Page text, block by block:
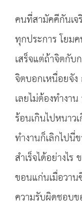
คนที่สามัคคีกันเจ
ทุกประการ โยม
เสร็จแต่ถ้าจิตกั
จิตบอกเหนื่อยจัง
เลยไม่ต้องทำงา
ร้อนเกินไปหนาว
ทำงานก็เลิกไปนี่
สำเร็จได้อย่างไ
ขอนแก่นเมื่อวาน
ความรับผิดชอบ